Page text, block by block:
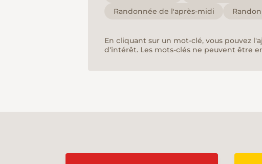
Randonnée de l'après-midi
En cliquant sur un mot-clé, vous pouvez
d'intérêt. Les mots-clés ne peuvent être